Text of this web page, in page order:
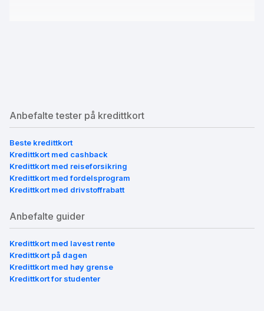
Anbefalte tester på kredittkort
Beste kredittkort
Kredittkort med cashback
Kredittkort med reiseforsikring
Kredittkort med fordelsprogram
Kredittkort med drivstoffrabatt
Anbefalte guider
Kredittkort med lavest rente
Kredittkort på dagen
Kredittkort med høy grense
Kredittkort for studenter